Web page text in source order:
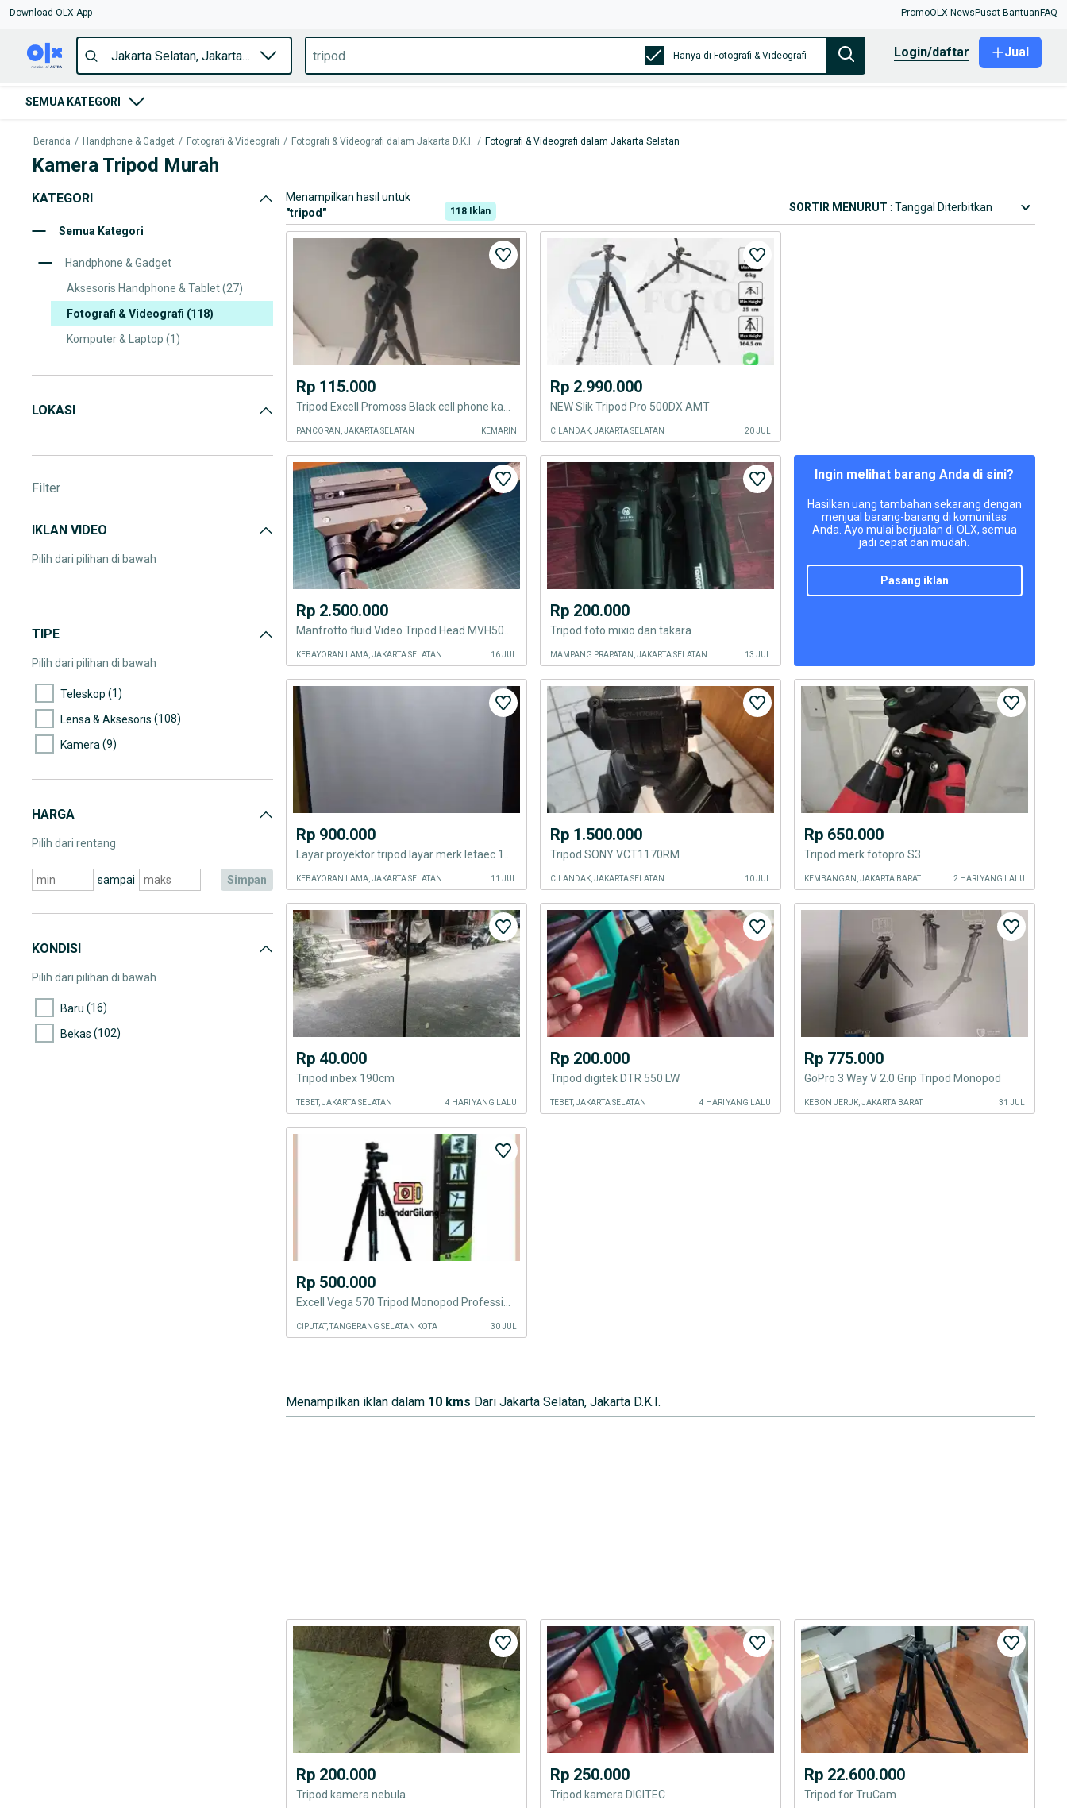
Download OLX App PromoOLX News Pusat Bantuan FAQ
Hanya di Fotografi & Videografi login/daftar Jual
SEMUA KATEGORI
Beranda / Handphone & Gadget / Fotografi & Videografi / Fotografi & Videografi dalam Jakarta D.K.I. / Fotografi & Videografi dalam Jakarta Selatan
Kamera Tripod Murah
KATEGORI
Semua Kategori
Handphone & Gadget
Aksesoris Handphone & Tablet(27)
Fotografi & Videografi (118)
Komputer & Laptop (1)
LOKASI
Filter
IKLAN VIDEO
Pilih dari pilihan di bawah
TIPE
Pilih dari pilihan di bawah
Teleskop (1)
Lensa & Aksesoris (108)
Kamera (9)
HARGA
Pilih dari rentang
sampai simpan
KONDISI
Pilih dari pilihan di bawah
Baru (16)
Bekas (102)
Menampilkan hasil untuk
"tripod " 118 Iklan SORTIR MENURUT : Tanggal Diterbitkan
Rp 115.000
PANCORAN, JAKARTA SELATAN KEMARIN
Rp 2.990.000
NEW Slik Tripod Pro 500DX AMT
CILANDAK, JAKARTA SELATAN 20 JUL
Rp 2.500.000
KEBAYORAN LAMA, JAKARTA SELATAN 16 JUL
Rp 200.000
Tripod foto mixio dan takara
MAMPANG PRAPATAN, JAKARTA SELATAN 13 JUL
Ingin melihat barang Anda di sini?
Hasilkan uang tambahan sekarang dengan
menjual barang-barang di komunitas
Anda. Ayo mulai berjualan di OLX, semua
jadi cepat dan mudah.
pasang iklan
Rp 900.000
KEBAYORAN LAMA, JAKARTA SELATAN 11 JUL
Rp 1.500.000
Tripod SONY VCT1170RM
CILANDAK, JAKARTA SELATAN 10 JUL
Rp 650.000
Tripod merk fotopro S3
KEMBANGAN, JAKARTA BARAT 2 HARI YANG LALU
Rp 40.000
Tripod inbex 190cm
TEBET, JAKARTA SELATAN 4 HARI YANG LALU
Rp 200.000
Tripod digitek DTR 550 LW
TEBET, JAKARTA SELATAN 4 HARI YANG LALU
Rp 775.000
GoPro 3 Way V 2.0 Grip Tripod Monopod
KEBON JERUK, JAKARTA BARAT 31 JUL
Rp 500.000
CIPUTAT, TANGERANG SELATAN KOTA 30 JUL
Menampilkan iklan dalam 10 kms Dari Jakarta Selatan, Jakarta D.K.I.
Rp 200.000
Tripod kamera nebula
Rp 250.000
Tripod kamera DIGITEC
Rp 22.600.000
Tripod for TruCam